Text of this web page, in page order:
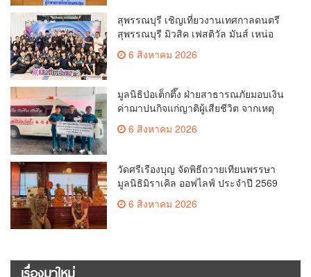
สุพรรณบุรี เชิญเที่ยวงานเทศกาลดนตรี
สุพรรณบุรี มิวสิค เฟสติวัล มันส์ เหน่อ
6 สิงหาคม 2026
มูลนิธิป่อเต็กตึ๊ง ฝ่ายสาธารณภัยมอบเงิน
ค่าฌาปนกิจแก่ญาติผู้เสียชีวิต จากเหตุ
เพลิงไหม้ โรงเบียร์ ณ ลาดพร้าว จำนวน
20,000 บาท
6 สิงหาคม 2026
วัดศรีเรืองบุญ จัดพิธีถวายเทียนพรรษา
มูลนิธิมิราเคิล ออฟไลฟ์ ประจำปี 2569
ประธาน
6 สิงหาคม 2026
เรื่องมาใหม่